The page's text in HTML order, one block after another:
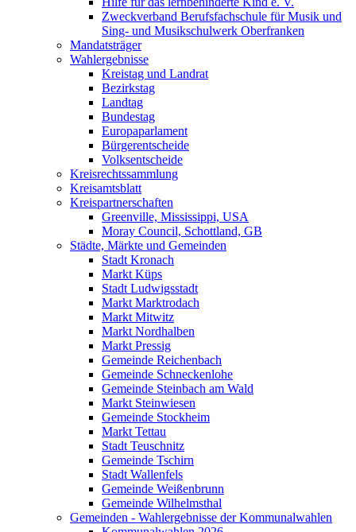
Zweckverband Berufsfachschule für Musik und
Sing- und Musikschulwerk Oberfranken
Mandatsträger
Wahlergebnisse
Kreistag und Landrat
Bezirkstag
Landtag
Bundestag
Europaparlament
Bürgerentscheide
Volksentscheide
Kreisrechtssammlung
Kreisamtsblatt
Kreispartnerschaften
Greenville, Mississippi, USA
Moray Council, Schottland, GB
Städte, Märkte und Gemeinden
Stadt Kronach
Markt Küps
Stadt Ludwigsstadt
Markt Marktrodach
Markt Mitwitz
Markt Nordhalben
Markt Pressig
Gemeinde Reichenbach
Gemeinde Schneckenlohe
Gemeinde Steinbach am Wald
Markt Steinwiesen
Gemeinde Stockheim
Markt Tettau
Stadt Teuschnitz
Gemeinde Tschirn
Stadt Wallenfels
Gemeinde Weißenbrunn
Gemeinde Wilhelmsthal
Gemeinden - Wahlergebnisse der Kommunalwahlen